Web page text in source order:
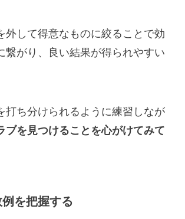
外して得意なものに絞ることで効
繋がり、良い結果が得られやすい
打ち分けられるように練習しなが
ブを見つけることを心がけてみて
を把握する